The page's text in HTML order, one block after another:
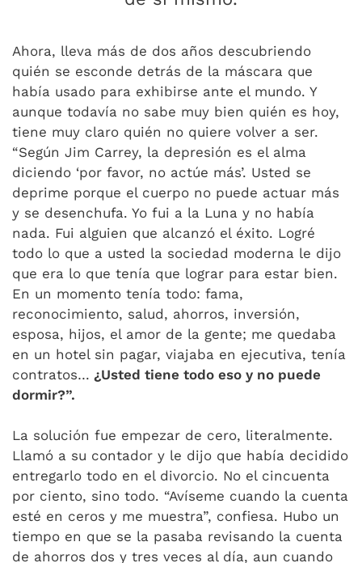
Ahora, lleva más de dos años descubriendo
quién se esconde detrás de la máscara que
había usado para exhibirse ante el mundo. Y
aunque todavía no sabe muy bien quién es hoy,
tiene muy claro quién no quiere volver a ser.
“Según Jim Carrey, la depresión es el alma
diciendo ‘por favor, no actúe más’. Usted se
deprime porque el cuerpo no puede actuar más
y se desenchufa. Yo fui a la Luna y no había
nada. Fui alguien que alcanzó el éxito. Logré
todo lo que a usted la sociedad moderna le dijo
que era lo que tenía que lograr para estar bien.
En un momento tenía todo: fama,
reconocimiento, salud, ahorros, inversión,
esposa, hijos, el amor de la gente; me quedaba
en un hotel sin pagar, viajaba en ejecutiva, tenía
contratos… ¿Usted tiene todo eso y no puede
dormir?”.
La solución fue empezar de cero, literalmente.
Llamó a su contador y le dijo que había decidido
entregarlo todo en el divorcio. No el cincuenta
por ciento, sino todo. “Avíseme cuando la cuenta
esté en ceros y me muestra”, confiesa. Hubo un
tiempo en que se la pasaba revisando la cuenta
de ahorros dos y tres veces al día, aun cuando